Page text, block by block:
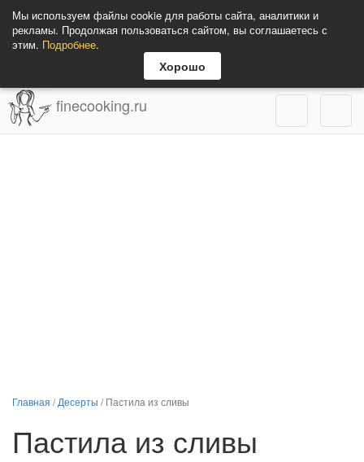
Мы используем файлы cookie для работы сайта, аналитики и
рекламы. Продолжая пользоваться сайтом, вы соглашаетесь с
этим. Подробнее.
Хорошо
finecooking.ru
Главная /Десерты /Пастила из сливы
Пастила из сливы